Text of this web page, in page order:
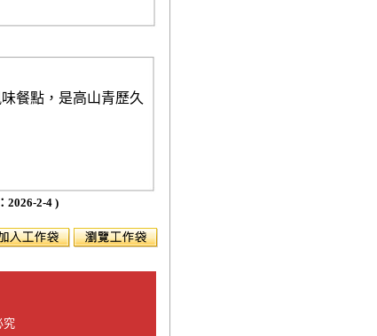
餐點，是高山青歷久
2026-2-4 )
究